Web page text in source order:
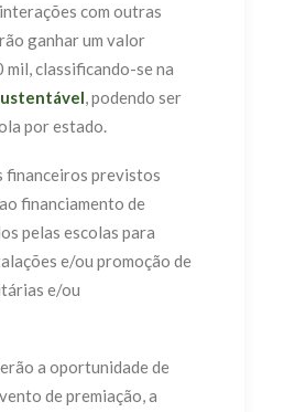
com outras
ganhar um valor
mil, classificando-se na
, podendo ser
por estado.
financeiros previstos
financiamento de
pelas escolas para
e/ou promoção de
e/ou
a oportunidade de
de premiação, a